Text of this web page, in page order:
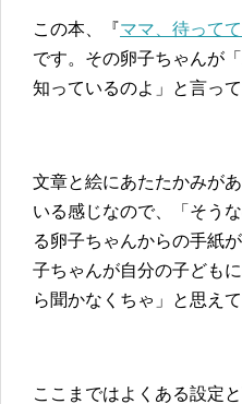
この本、『ママ、待って
です。その卵子ちゃんが
知っているのよ」と言っ
文章と絵にあたたかみが
いる感じなので、「そう
る卵子ちゃんからの手紙
子ちゃんが自分の子ども
ら聞かなくちゃ」と思え
ここまではよくある設定